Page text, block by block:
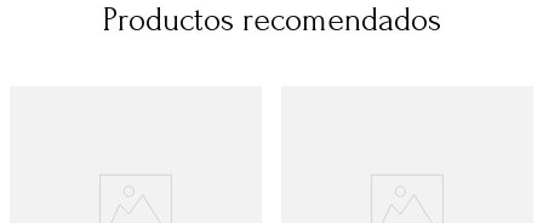
Productos recomendados